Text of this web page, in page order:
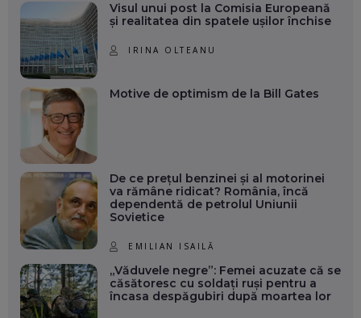
Visul unui post la Comisia Europeană
și realitatea din spatele ușilor închise
IRINA OLTEANU
Motive de optimism de la Bill Gates
De ce prețul benzinei și al motorinei
va rămâne ridicat? România, încă
dependentă de petrolul Uniunii
Sovietice
EMILIAN ISAILĂ
„Văduvele negre”: Femei acuzate că se
căsătoresc cu soldați ruși pentru a
încasa despăgubiri după moartea lor